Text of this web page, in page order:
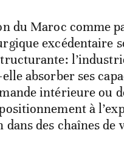
du Maroc comme
excédentaire
absorber ses
intérieure ou
à
des chaînes de